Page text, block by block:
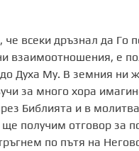
че всеки дръзнал да Го
взаимоотношения, е
до Духа Му. В земния ни
за много хора
Библията и в
получим отговор за
по пътя на